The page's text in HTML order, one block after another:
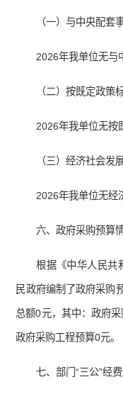
（一）与中央配套
2026年我单位无与
（二）按既定政策
2026年我单位无按
（三）经济社会发
2026年我单位无经
六、政府采购预算
根据《中华人民共
民政府编制了政府采购
总额0元，其中：政府
政府采购工程预算0元。
七、部门“三公”经